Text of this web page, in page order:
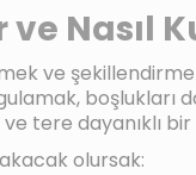
Nasıl
ve
boşlukları
tere dayanıklı
olursak: